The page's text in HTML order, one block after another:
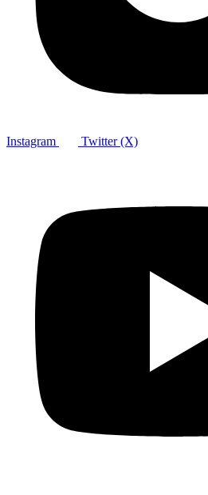
Instagram Twitter (X)